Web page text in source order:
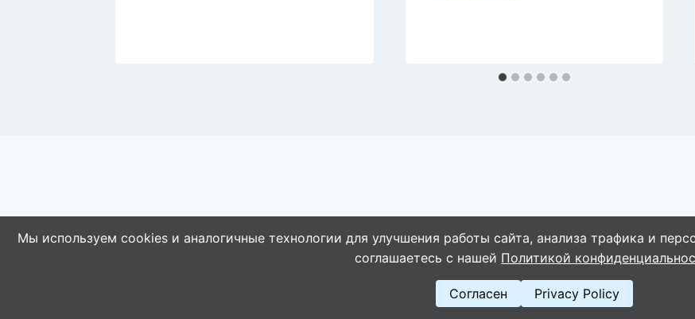
© 2026 Naget.Ru
Мы используем cookies и аналогичные технологии для улучшения работы сайта, анализа трафика и
соглашаетесь с нашей Политикой
Согласен Privacy Policy